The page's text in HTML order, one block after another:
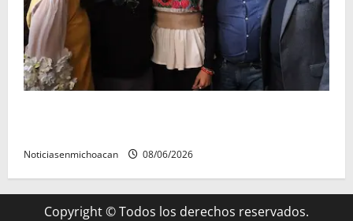
Noticiasenmichoacan 08/06/2026
Copyright © Todos los derechos reservados.